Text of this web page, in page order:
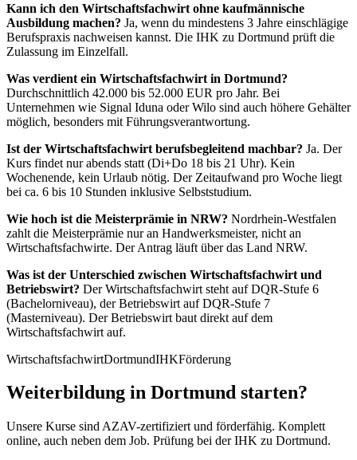
Kann ich den Wirtschaftsfachwirt ohne kaufmännische
Ausbildung machen? Ja, wenn du mindestens 3 Jahre einschlägige
Berufspraxis nachweisen kannst. Die IHK zu Dortmund prüft die
Zulassung im Einzelfall.
Was verdient ein Wirtschaftsfachwirt in Dortmund?
Durchschnittlich 42.000 bis 52.000 EUR pro Jahr. Bei
Unternehmen wie Signal Iduna oder Wilo sind auch höhere Gehälter
möglich, besonders mit Führungsverantwortung.
Ist der Wirtschaftsfachwirt berufsbegleitend machbar? Ja. Der
Kurs findet nur abends statt (Di+Do 18 bis 21 Uhr). Kein
Wochenende, kein Urlaub nötig. Der Zeitaufwand pro Woche liegt
bei ca. 6 bis 10 Stunden inklusive Selbststudium.
Wie hoch ist die Meisterprämie in NRW? Nordrhein-Westfalen
zahlt die Meisterprämie nur an Handwerksmeister, nicht an
Wirtschaftsfachwirte. Der Antrag läuft über das Land NRW.
Was ist der Unterschied zwischen Wirtschaftsfachwirt und
Betriebswirt? Der Wirtschaftsfachwirt steht auf DQR-Stufe 6
(Bachelorniveau), der Betriebswirt auf DQR-Stufe 7
(Masterniveau). Der Betriebswirt baut direkt auf dem
Wirtschaftsfachwirt auf.
WirtschaftsfachwirtDortmundIHKFörderung
Weiterbildung in Dortmund starten?
Unsere Kurse sind AZAV-zertifiziert und förderfähig. Komplett
online, auch neben dem Job. Prüfung bei der IHK zu Dortmund.